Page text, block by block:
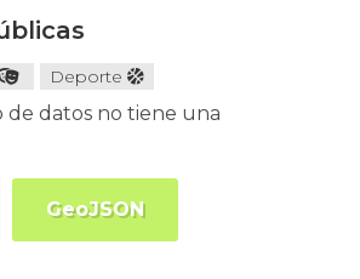
Deporte
de datos no tiene una
GeoJSON